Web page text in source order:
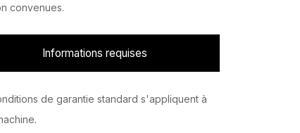
convenues.
Informations requises
de garantie standard s'appliquent à